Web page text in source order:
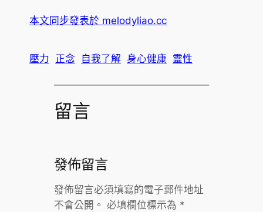
本文同步發表於 melodyliao.cc
壓力 正念 自我了解 身心健康 靈性
留言
發佈留言
發佈留言必須填寫的電子郵件地址
不會公開。 必填欄位標示為 *